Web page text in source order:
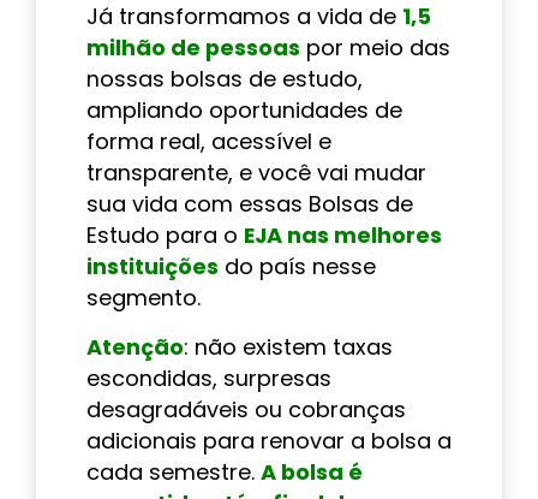
Já transformamos a vida de 1,5
milhão de pessoas por meio das
nossas bolsas de estudo,
ampliando oportunidades de
forma real, acessível e
transparente, e você vai mudar
sua vida com essas Bolsas de
Estudo para o EJA nas melhores
instituições do país nesse
segmento.
Atenção: não existem taxas
escondidas, surpresas
desagradáveis ou cobranças
adicionais para renovar a bolsa a
cada semestre. A bolsa é